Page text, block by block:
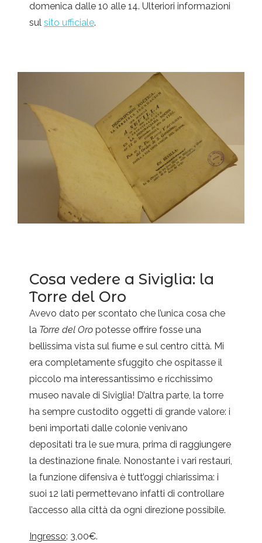
domenica dalle 10 alle 14. Ulteriori informazioni
sul sito ufficiale.
Cosa vedere a Siviglia: la
Torre del Oro
Avevo dato per scontato che l’unica cosa che
la Torre del Oro potesse offrire fosse una
bellissima vista sul fiume e sul centro città. Mi
era completamente sfuggito che ospitasse il
piccolo ma interessantissimo e ricchissimo
museo navale di Siviglia! D’altra parte, la torre
ha sempre custodito oggetti di grande valore: i
beni importati dalle colonie venivano
depositati tra le sue mura, prima di raggiungere
la destinazione finale. Nonostante i vari restauri,
la funzione difensiva è tutt’oggi chiarissima: i
suoi 12 lati permettevano infatti di controllare
l’accesso alla città da ogni direzione possibile.
Ingresso: 3,00€.